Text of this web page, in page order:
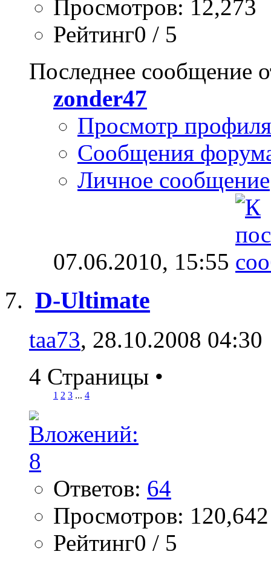
Просмотров: 12,273
Рейтинг0 / 5
Последнее сообщение
zonder47
Просмотр профиля
Сообщения
Личное сообщение
07.06.2010, 15:55
D-Ultimate
taa73, 28.10.2008 04:30
4 Страницы •
1 2 3 ... 4
Ответов: 64
Просмотров: 120,642
Рейтинг0 / 5